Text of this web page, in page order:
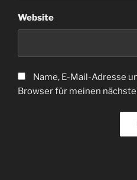
Website
Name, E-Mail-Adresse
Browser für meinen